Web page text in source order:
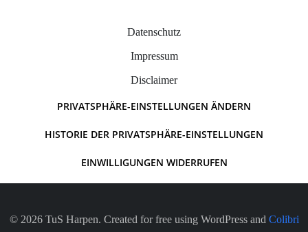
Datenschutz
Impressum
Disclaimer
PRIVATSPHÄRE-EINSTELLUNGEN ÄNDERN
HISTORIE DER PRIVATSPHÄRE-EINSTELLUNGEN
EINWILLIGUNGEN WIDERRUFEN
© 2026 TuS Harpen. Created for free using WordPress and Colibri